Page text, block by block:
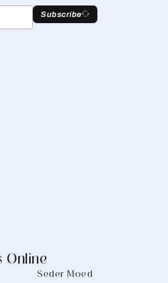
Subscribe
Online
Seder Moed